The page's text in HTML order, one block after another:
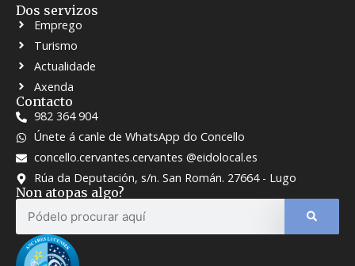
Dos servizos
Emprego
Turismo
Actualidade
Axenda
Contacto
982 364 904
Únete á canle de WhatsApp do Concello
concello.cervantes.cervantes @eidolocal.es
Rúa da Deputación, s/n. San Román. 27664 - Lugo
Non atopas algo?